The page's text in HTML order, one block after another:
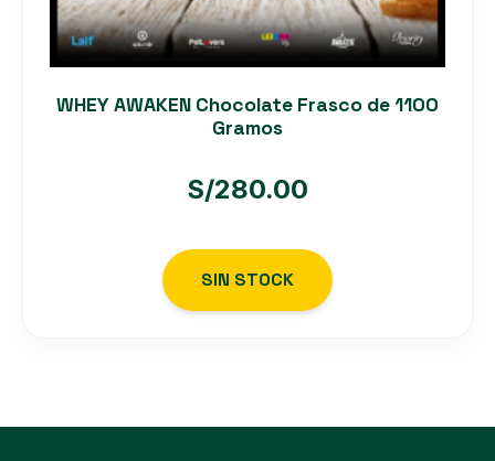
WHEY AWAKEN Chocolate Frasco de 1100
Gramos
S/280.00
SIN STOCK